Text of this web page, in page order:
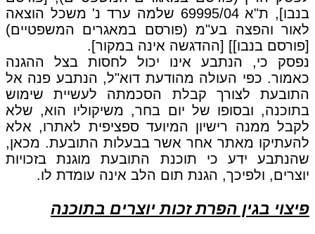
בנבו], ת"א 69995/04 שלמה ערד נ' משכל הוצאה
לאור והפצה בע"מ (פורסם במאגרים המשפטיים)
[פורסם בנבו]] [ההדגשה אינה במקור].
נפסק כי, הנתבע אינו יכול לחסות בצל ההגנה
כאמור. כפי העולה מהודעת דוא"ל, הנתבע פנה אל
התובעת לצורך קבלת הסכמתה לעשיית שימוש
בתוכנה, ובסופו של יום בחר, משיקוליו הוא, שלא
לקבל ממנה רישיון המיועד ספציפית לאתרו, אלא
להעתיקו מאתר אחר אשר בבעלות התובעת. מכאן,
שהנתבע ידע כי תוכנת התובעת מוגנת בזכויות
יוצרים, ולפיכך, הגנת תום הלב אינה עומדת לו.
פיצוי בגין הפרת זכות יוצרים בתוכנה